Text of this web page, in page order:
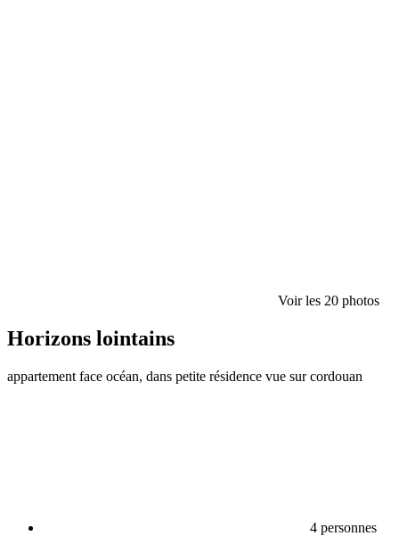
Voir les 20 photos
Horizons lointains
appartement face océan, dans petite résidence vue sur cordouan
4 personnes